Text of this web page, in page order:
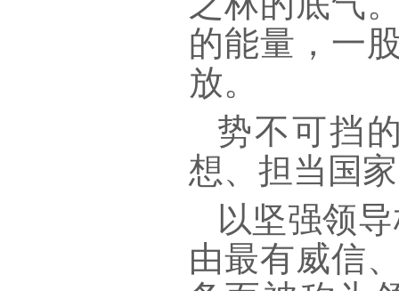
的能量，一
放。
势不可挡
想、担当国
以坚强领
由最有威信